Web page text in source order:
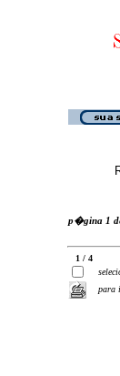
p�gina 1
1 / 4
para